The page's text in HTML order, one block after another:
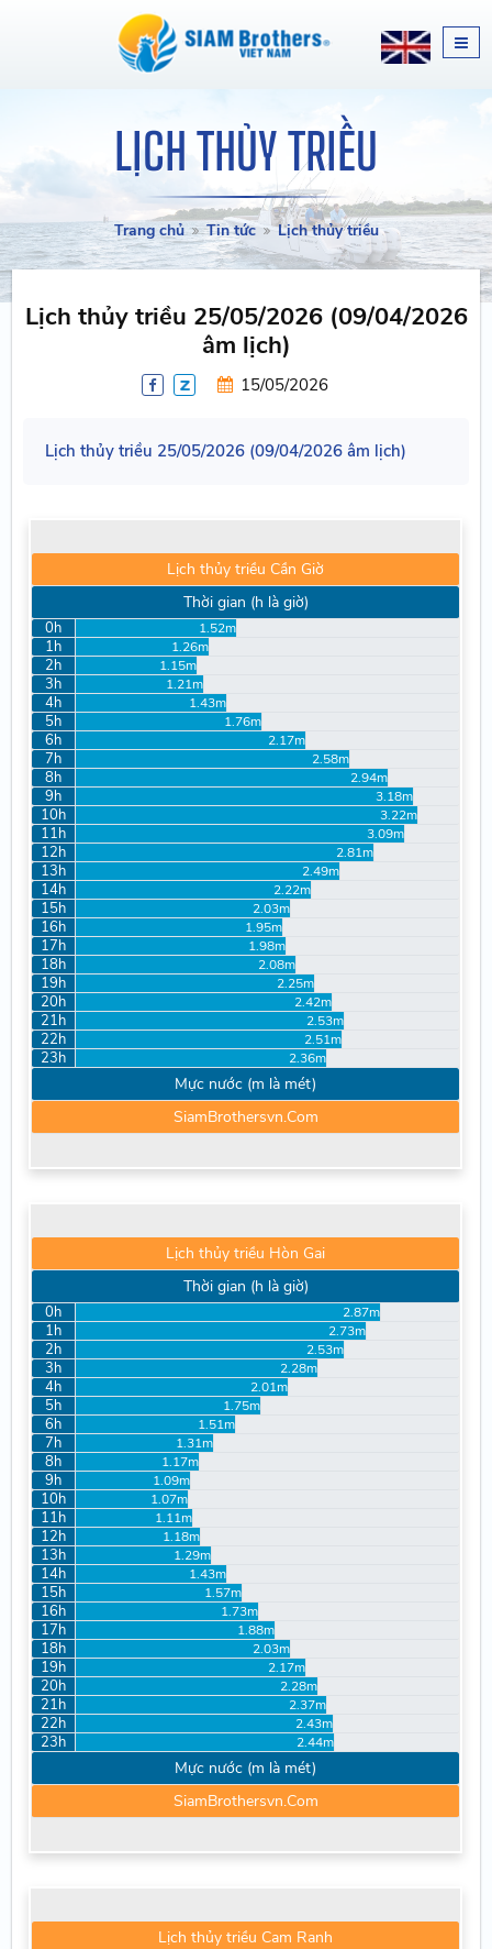
LỊCH THỦY TRIỀU
Trang chủ Tin tức Lịch thủy triều
Lịch thủy triều 25/05/2026 (09/04/2026
âm lịch)
15/05/2026
Lịch thủy triều 25/05/2026 (09/04/2026 âm lịch)
Lịch thủy triều Cần Giờ
Thời gian (h là giờ)
0h 1.52m
1h 1.26m
2h 1.15m
3h 1.21m
4h 1.43m
5h 1.76m
6h 2.17m
7h 2.58m
8h 2.94m
9h 3.18m
10h 3.22m
11h 3.09m
12h 2.81m
13h 2.49m
14h 2.22m
15h 2.03m
16h 1.95m
17h 1.98m
18h 2.08m
19h 2.25m
20h 2.42m
21h 2.53m
22h 2.51m
23h 2.36m
Mực nước (m là mét)
SiamBrothersvn.Com
Lịch thủy triều Hòn Gai
Thời gian (h là giờ)
0h 2.87m
1h 2.73m
2h 2.53m
3h 2.28m
4h 2.01m
5h 1.75m
6h 1.51m
7h 1.31m
8h 1.17m
9h 1.09m
10h 1.07m
11h 1.11m
12h 1.18m
13h 1.29m
14h 1.43m
15h 1.57m
16h 1.73m
17h 1.88m
18h 2.03m
19h 2.17m
20h 2.28m
21h 2.37m
22h 2.43m
23h 2.44m
Mực nước (m là mét)
SiamBrothersvn.Com
Lịch thủy triều Cam Ranh